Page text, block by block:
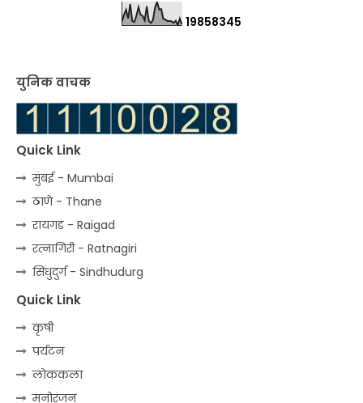
19858345
युनिक वाचक
Quick Link
मुंबई - Mumbai
ठाणे - Thane
रायगड - Raigad
रत्‍नागिरी - Ratnagiri
सिंधुदुर्ग - Sindhudurg
Quick Link
कृषी
पर्यटन
लोककला
मनोरंजन